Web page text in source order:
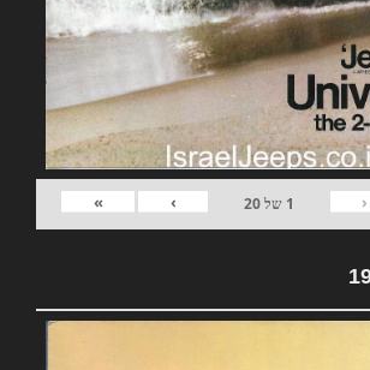
‹
1 של20
›
»